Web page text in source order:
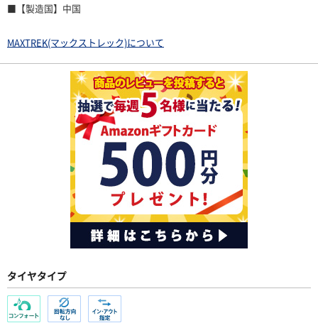
■【製造国】中国
MAXTREK(マックストレック)について
タイヤタイプ